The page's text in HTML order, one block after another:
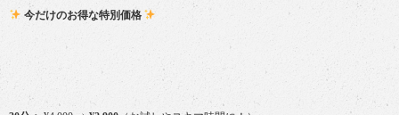
今だけのお得な特別価格